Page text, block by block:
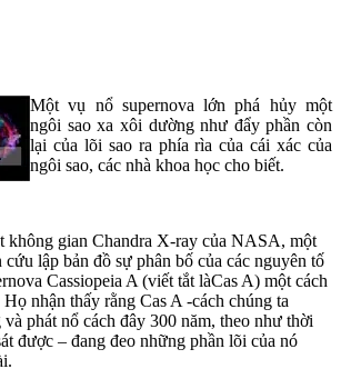
Một vụ nổ supernova lớn phá hủy một
ngôi sao xa xôi dường như đẩy phần còn
lại của lõi sao ra phía rìa của cái xác của
ngôi sao, các nhà khoa học cho biết.
không gian Chandra X-ray của NASA, một
cứu lập bản đồ sự phân bố của các nguyên tố
Cassiopeia A (viết tắt làCas A) một cách
nhận thấy rằng Cas A -cách chúng ta
và phát nổ cách đây 300 năm, theo như thời
được – đang đeo những phần lõi của nó